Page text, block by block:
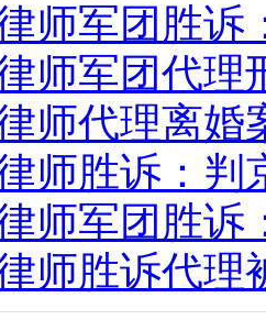
师军团胜诉
师军团代理
师代理离婚
师胜诉：判
师军团胜诉
师胜诉代理